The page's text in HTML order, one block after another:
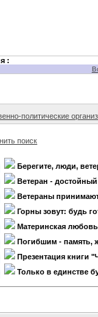
:
политические
поиск
Берегите, люди,
Ветеран -
Ветераны
Горны зовут: будь
Материнская
Погибшим - память,
Презентация книги
Только в единстве